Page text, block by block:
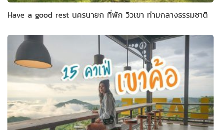
Have a good rest นครนายก ที่พัก วิวเขา ท่ามกลางธรรมชาติ